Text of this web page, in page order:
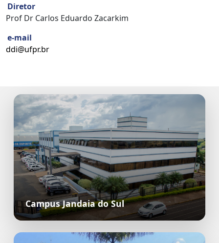
Diretor
Prof Dr Carlos Eduardo Zacarkim
e-mail
ddi@ufpr.br
Campus Jandaia do Sul